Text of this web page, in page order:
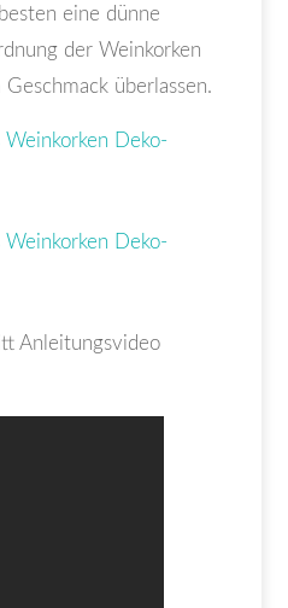
eine dünne
der Weinkorken
überlassen.
Anleitungsvideo